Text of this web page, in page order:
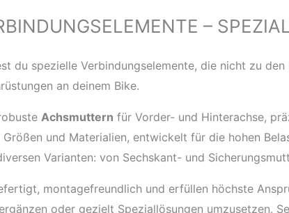
–
du spezielle Verbindungselemente, die nicht zu
an deinem Bike.
Achsmuttern für Vorder- und Hinterachse,
und Materialien, entwickelt für die hohen
Varianten: von Sechskant- und
montagefreundlich und erfüllen höchste
oder gezielt Speziallösungen umzusetzen.